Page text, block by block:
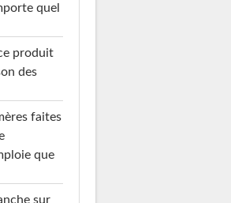
quel
produit
des
faites
que
sur